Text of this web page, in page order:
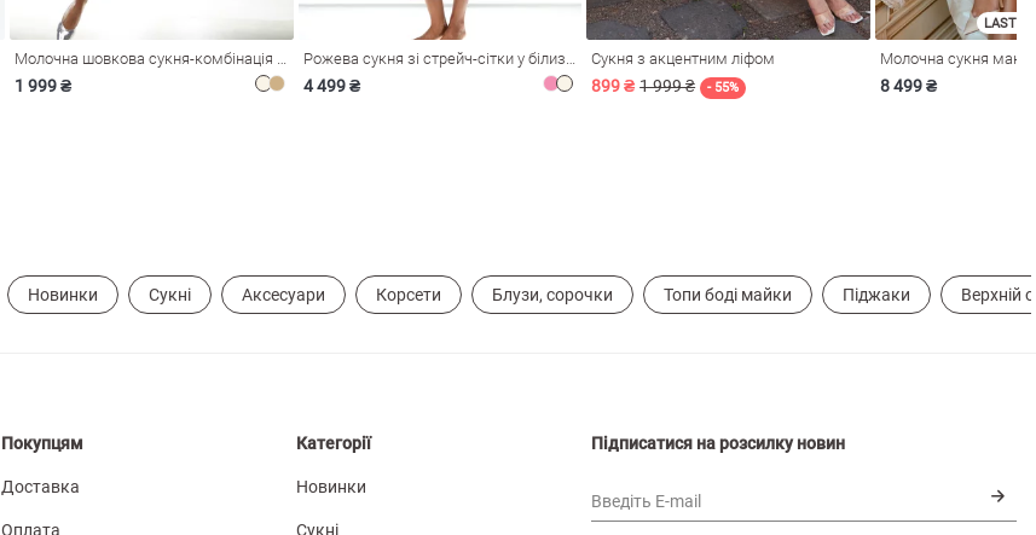
1 999 ₴ 4 499 ₴
Сукня з акцентним ліфом
899 ₴ 1 999 ₴ - 55%
LAST
8 499 ₴
Новинки Сукні Аксесуари Корсети Блузи, сорочки Топи боді майки Піджаки Верхній
Покупцям
Доставка
Оплата
Категорії
Новинки
Сукні
Підписатися на розсилку новин
Введіть E-mail